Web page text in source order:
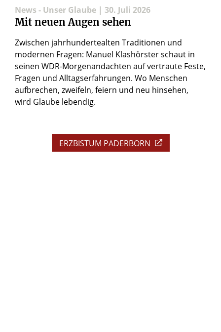
News - Unser Glaube | 30. Juli 2026
Mit neuen Augen sehen
Zwischen jahrhundertealten Traditionen und
modernen Fragen: Manuel Klashörster schaut in
seinen WDR-Morgenandachten auf vertraute Feste,
Fragen und Alltagserfahrungen. Wo Menschen
aufbrechen, zweifeln, feiern und neu hinsehen,
wird Glaube lebendig.
ERZBISTUM PADERBORN